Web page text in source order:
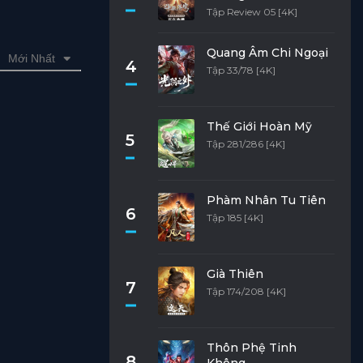
Mới Nhất
Tập Review 05 [4K]
4
Quang Âm Chi Ngoại
Tập 33/78 [4K]
5
Thế Giới Hoàn Mỹ
Tập 281/286 [4K]
6
Phàm Nhân Tu Tiên
Tập 185 [4K]
7
Già Thiên
Tập 174/208 [4K]
Thôn Phệ Tinh